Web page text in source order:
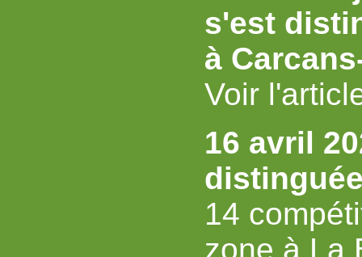
s'est
à
Voir
16 avril
14
zone à La